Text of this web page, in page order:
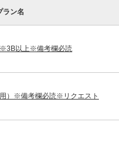
ラン名
※3B以上※備考欄必読
）※備考欄必読※リクエスト